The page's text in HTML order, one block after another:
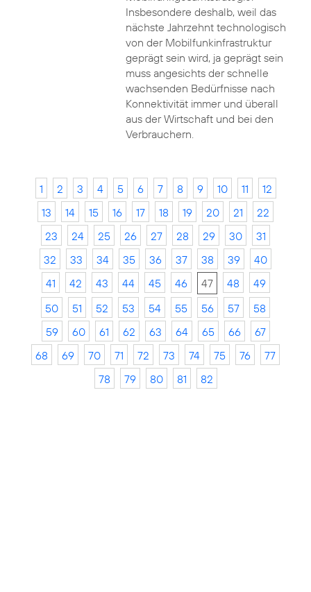
Insbesondere deshalb, weil das
nächste Jahrzehnt technologisch
von der Mobilfunkinfrastruktur
geprägt sein wird, ja geprägt sein
muss angesichts der schnelle
wachsenden Bedürfnisse nach
Konnektivität immer und überall
aus der Wirtschaft und bei den
Verbrauchern.
1 2 3 4 5 6 7 8 9 10 11
12
13
14 15 16 17 18 19 20 21
22
23
24 25 26 27 28 29 30
31
32
33 34 35 36 37 38 39
40
41
42 43 44 45 46 47 48
49
50
51 52 53 54 55 56 57
58
59
60 61 62 63 64 65 66
67
68
69 70 71 72 73 74 75 76
77
78
79 80 81 82